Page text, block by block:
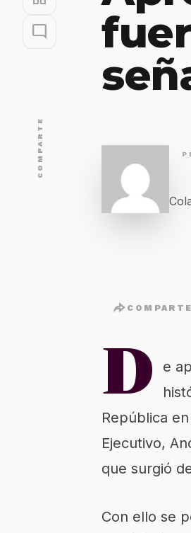
mode_comment
COMPARTE
D
e
República
Ejecutivo,
que surgió
Con ello se